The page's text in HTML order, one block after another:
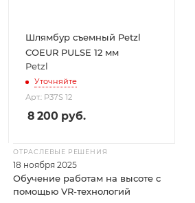
Шлямбур съемный Petzl
COEUR PULSE 12 мм
Petzl
Уточняйте
Арт.: P37S 12
8 200 руб.
ОТРАСЛЕВЫЕ РЕШЕНИЯ
18 ноября 2025
Обучение работам на высоте с
помощью VR-технологий